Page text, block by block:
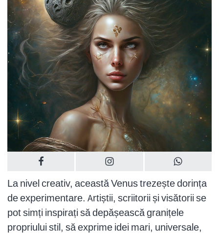
La nivel creativ, această Venus trezește dorința
de experimentare. Artiștii, scriitorii și visătorii se
pot simți inspirați să depășească granițele
propriului stil, să exprime idei mari, universale,